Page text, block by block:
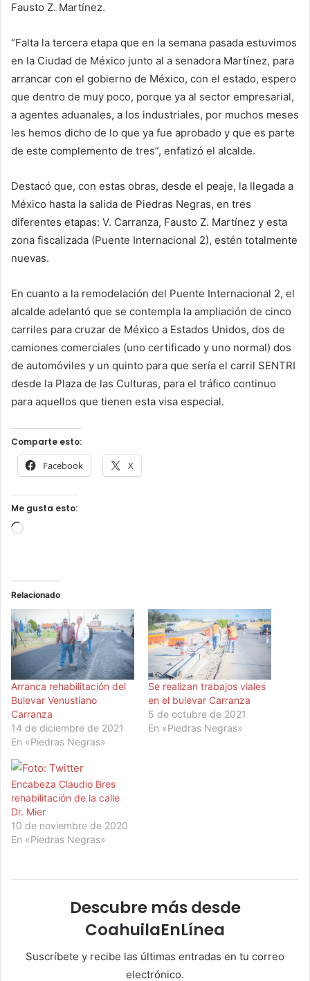
Fausto Z. Martínez.
“Falta la tercera etapa que en la semana pasada estuvimos
en la Ciudad de México junto al a senadora Martínez, para
arrancar con el gobierno de México, con el estado, espero
que dentro de muy poco, porque ya al sector empresarial,
a agentes aduanales, a los industriales, por muchos meses
les hemos dicho de lo que ya fue aprobado y que es parte
de este complemento de tres”, enfatizó el alcalde.
Destacó que, con estas obras, desde el peaje, la llegada a
México hasta la salida de Piedras Negras, en tres
diferentes etapas: V. Carranza, Fausto Z. Martínez y esta
zona fiscalizada (Puente Internacional 2), estén totalmente
nuevas.
En cuanto a la remodelación del Puente Internacional 2, el
alcalde adelantó que se contempla la ampliación de cinco
carriles para cruzar de México a Estados Unidos, dos de
camiones comerciales (uno certificado y uno normal) dos
de automóviles y un quinto para que sería el carril SENTRI
desde la Plaza de las Culturas, para el tráfico continuo
para aquellos que tienen esta visa especial.
Comparte esto:
Facebook X
Me gusta esto:
Cargando...
Relacionado
Arranca rehabilitación del
Bulevar Venustiano
Carranza
14 de diciembre de 2021
En «Piedras Negras»
Se realizan trabajos viales
en el bulevar Carranza
5 de octubre de 2021
En «Piedras Negras»
Encabeza Claudio Bres
rehabilitación de la calle
Dr. Mier
10 de noviembre de 2020
En «Piedras Negras»
Descubre más desde
CoahuilaEnLínea
Suscríbete y recibe las últimas entradas en tu correo
electrónico.